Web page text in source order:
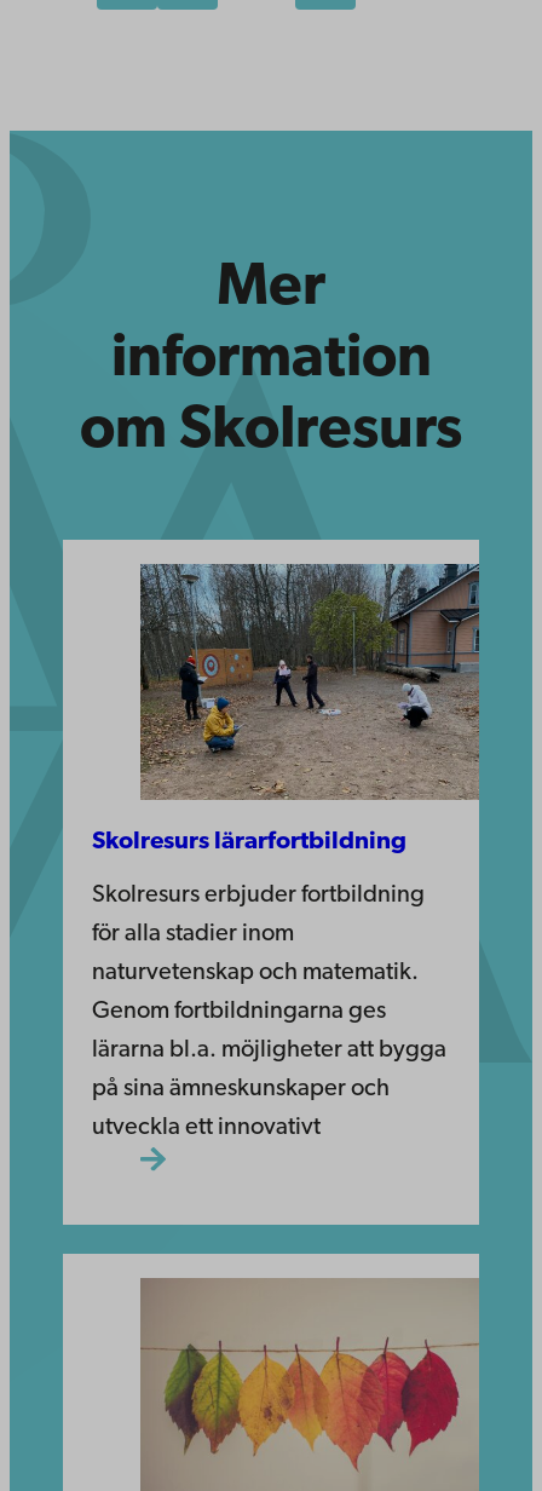
Mer
information
om Skolresurs
Skolresurs lärarfortbildning
Skolresurs erbjuder fortbildning
för alla stadier inom
naturvetenskap och matematik.
Genom fortbildningarna ges
lärarna bl.a. möjligheter att bygga
på sina ämneskunskaper och
utveckla ett innovativt